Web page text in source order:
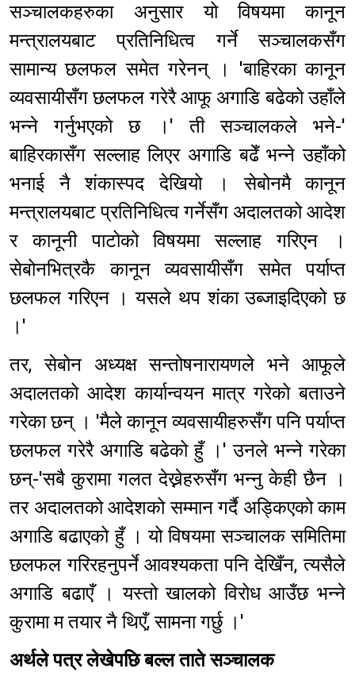
सञ्चालकहरुका अनुसार यो विषयमा कानून
मन्त्रालयबाट प्रतिनिधित्व गर्ने सञ्चालकसँग
सामान्य छलफल समेत गरेनन् । 'बाहिरका कानून
व्यवसायीसँग छलफल गरेरै आफू अगाडि बढेको उहाँले
भन्ने गर्नुभएको छ ।' ती सञ्चालकले भने-'
बाहिरकासँग सल्लाह लिएर अगाडि बढेँ भन्ने उहाँको
भनाई नै शंकास्पद देखियो । सेबोनमै कानून
मन्त्रालयबाट प्रतिनिधित्व गर्नेसँग अदालतको आदेश
र कानूनी पाटोको विषयमा सल्लाह गरिएन ।
सेबोनभित्रकै कानून व्यवसायीसँग समेत पर्याप्त
छलफल गरिएन । यसले थप शंका उब्जाइदिएको छ
।'
तर, सेबोन अध्यक्ष सन्तोषनारायणले भने आफूले
अदालतको आदेश कार्यान्वयन मात्र गरेको बताउने
गरेका छन् । 'मैले कानून व्यवसायीहरुसँग पनि पर्याप्त
छलफल गरेरै अगाडि बढेको हुँ ।' उनले भन्ने गरेका
छन्-'सबै कुरामा गलत देख्नेहरुसँग भन्नु केही छैन ।
तर अदालतको आदेशको सम्मान गर्दै अड्किएको काम
अगाडि बढाएको हुँ । यो विषयमा सञ्चालक समितिमा
छलफल गरिरहनुपर्ने आवश्यकता पनि देखिँन, त्यसैले
अगाडि बढाएँ । यस्तो खालको विरोध आउँछ भन्ने
कुरामा म तयार नै थिएँ, सामना गर्छु ।'
अर्थले पत्र लेखेपछि बल्ल ताते सञ्चालक